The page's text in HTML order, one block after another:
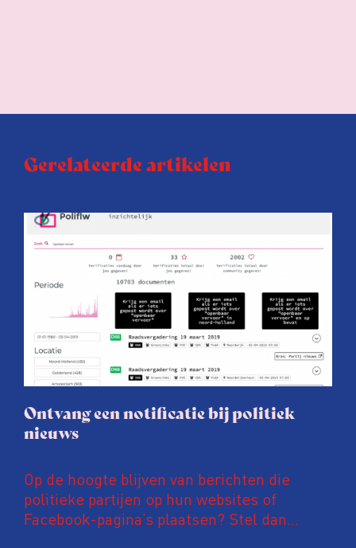
Gerelateerde artikelen
Ontvang een notificatie bij politiek
nieuws
Op de hoogte blijven van berichten die
politieke partijen op hun websites of
Facebook-pagina’s plaatsen? Stel dan